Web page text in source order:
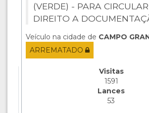
(VERDE) - PARA
DIREITO A
Veículo na cidade de CAMPO
ARREMATADO
Visitas
1591
Lances
53